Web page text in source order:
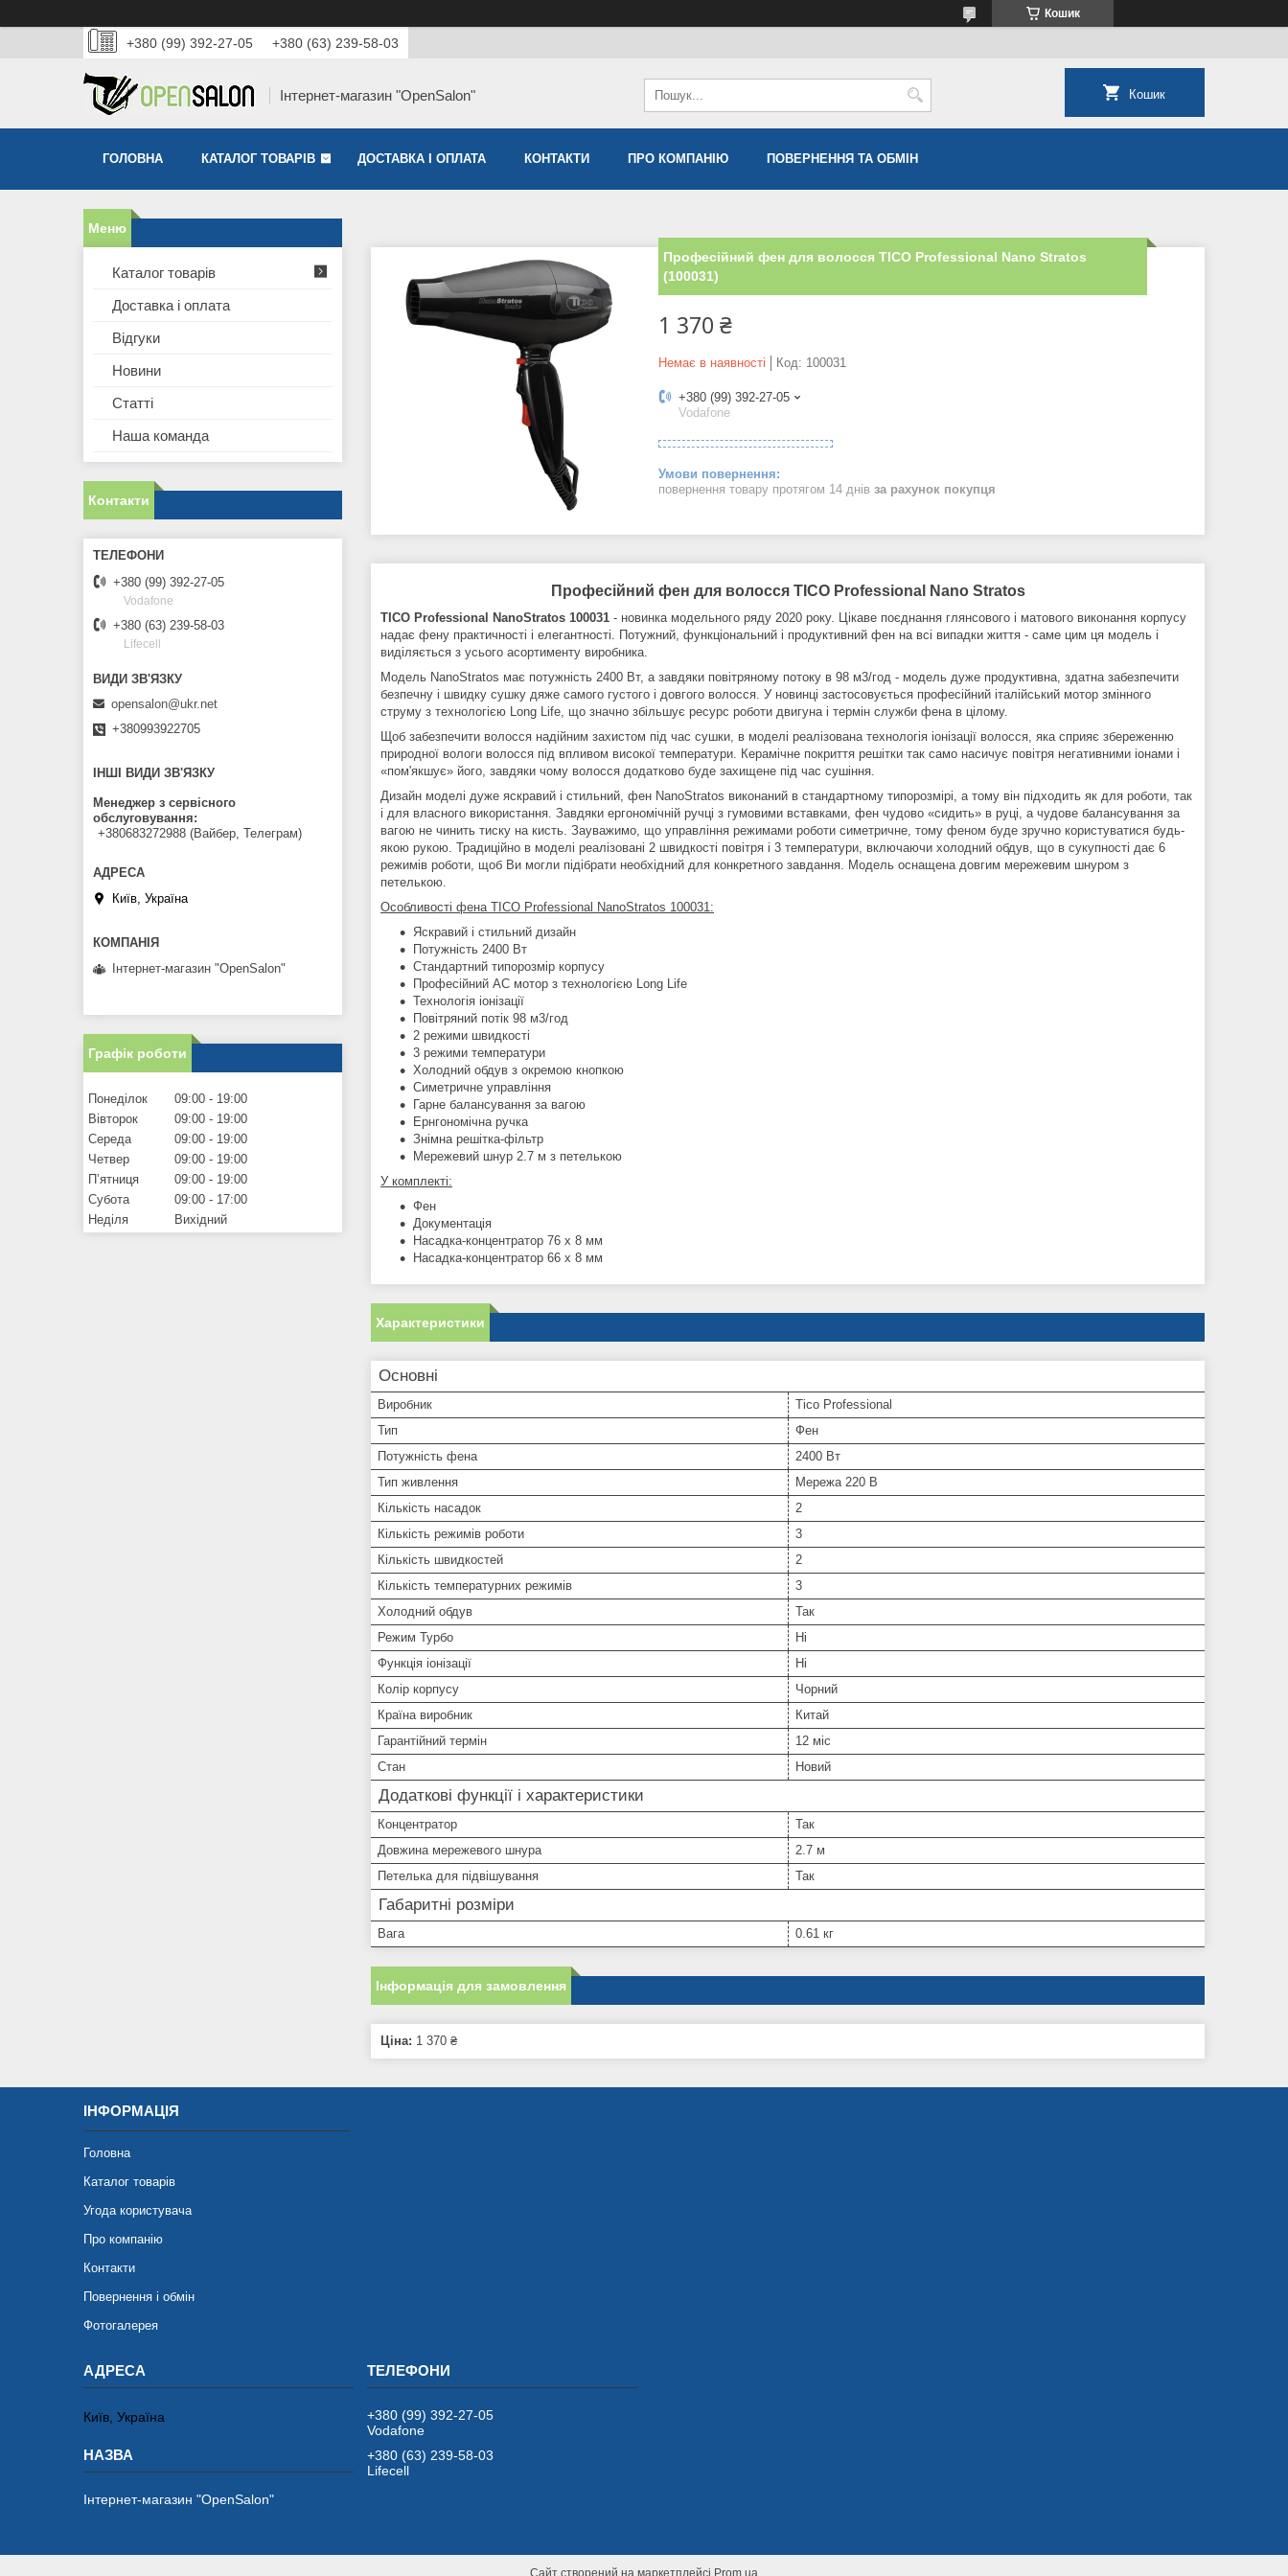
Кошик
+380 (99) 392-27-05 +380 (63) 239-58-03
Інтернет-магазин "OpenSalon" Кошик
ГОЛОВНА КАТАЛОГ ТОВАРІВ ДОСТАВКА І ОПЛАТА КОНТАКТИ ПРО КОМПАНІЮ ПОВЕРНЕННЯ ТА ОБМІН
Професійний фен для волосся TICO Professional Nano Stratos
(100031)
1 370 ₴
Немає в наявності Код: 100031
+380 (99) 392-27-05
Vodafone
повернення товару протягом 14 днів за рахунок покупця
Професійний фен для волосся TICO Professional Nano Stratos
TICO Professional NanoStratos 100031 - новинка модельного ряду 2020 року. Цікаве поєднання глянсового і матового виконання корпусу
надає фену практичності і елегантності. Потужний, функціональний і продуктивний фен на всі випадки життя - саме цим ця модель і
виділяється з усього асортименту виробника.
Модель NanoStratos має потужність 2400 Вт, а завдяки повітряному потоку в 98 м3/год - модель дуже продуктивна, здатна забезпечити
безпечну і швидку сушку дяже самого густого і довгого волосся. У новинці застосовується професійний італійський мотор змінного
струму з технологією Long Life, що значно збільшує ресурс роботи двигуна і термін служби фена в цілому.
Щоб забезпечити волосся надійним захистом під час сушки, в моделі реалізована технологія іонізації волосся, яка сприяє збереженню
природної вологи волосся під впливом високої температури. Керамічне покриття решітки так само насичує повітря негативними іонами і
«пом'якшує» його, завдяки чому волосся додатково буде захищене під час сушіння.
Дизайн моделі дуже яскравий і стильний, фен NanoStratos виконаний в стандартному типорозмірі, а тому він підходить як для роботи, так
і для власного використання. Завдяки ергономічній ручці з гумовими вставками, фен чудово «сидить» в руці, а чудове балансування за
вагою не чинить тиску на кисть. Зауважимо, що управління режимами роботи симетричне, тому феном буде зручно користуватися будь-
якою рукою. Традиційно в моделі реалізовані 2 швидкості повітря і 3 температури, включаючи холодний обдув, що в сукупності дає 6
режимів роботи, щоб Ви могли підібрати необхідний для конкретного завдання. Модель оснащена довгим мережевим шнуром з
петелькою.
Особливості фена TICO Professional NanoStratos 100031:
Яскравий і стильний дизайн
Потужність 2400 Вт
Стандартний типорозмір корпусу
Професійний AC мотор з технологією Long Life
Технологія іонізації
Повітряний потік 98 м3/год
2 режими швидкості
3 режими температури
Холодний обдув з окремою кнопкою
Симетричне управління
Гарне балансування за вагою
Ернгономічна ручка
Знімна решітка-фільтр
Мережевий шнур 2.7 м з петелькою
У комплекті:
Фен
Документація
Насадка-концентратор 76 x 8 мм
Насадка-концентратор 66 x 8 мм
Характеристики
Основні
Виробник
Tico Professional
Тип
Фен
Потужність фена
2400 Вт
Тип живлення
Мережа 220 В
Кількість насадок
2
Кількість режимів роботи
3
Кількість швидкостей
2
Кількість температурних режимів
3
Холодний обдув
Так
Режим Турбо
Ні
Функція іонізації
Ні
Колір корпусу
Чорний
Країна виробник
Китай
Гарантійний термін
12 міс
Стан
Новий
Додаткові функції і характеристики
Концентратор
Так
Довжина мережевого шнура
2.7 м
Петелька для підвішування
Так
Габаритні розміри
Вага 0.61 кг
Інформація для замовлення
Ціна: 1 370 ₴
Каталог товарів
Доставка і оплата
Відгуки
Новини
Статті
Наша команда
Контакти
+380 (99) 392-27-05
Vodafone
+380 (63) 239-58-03
Lifecell
opensalon@ukr.net
+380993922705
ІНШІ ВИДИ ЗВ'ЯЗКУ
Менеджер з сервісного
обслуговування
+380683272988 (Вайбер, Телеграм)
Київ, Україна
Інтернет-магазин "OpenSalon"
Графік роботи
Понеділок 09:00
19:00
Вівторок
09:00
19:00
Середа
09:00
19:00
Четвер
09:00
19:00
Пʼятниця
09:00
19:00
Субота
09:00
17:00
Неділя
Вихідний
ІНФОРМАЦІЯ
Головна
Каталог товарів
Угода користувача
Про компанію
Контакти
Повернення і обмін
Фотогалерея
Київ, Україна
Інтернет-магазин "OpenSalon"
+380 (99) 392-27-05
Vodafone
+380 (63) 239-58-03
Lifecell
Сайт створений на маркетплейсі Prom.ua